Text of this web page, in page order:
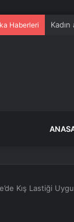
Haberleri Kadın
Kış Lastiği